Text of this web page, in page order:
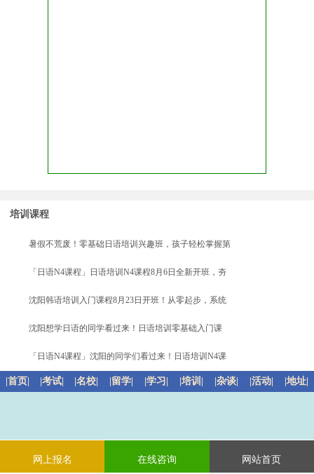
培训课程
暑假不荒废！零基础日语培训兴趣班，孩子轻松掌握第
「日语N4课程」日语培训N4课程8月6日全新开班，夯
沈阳韩语培训入门课程8月23日开班！从零起步，系统
沈阳想学日语的同学看过来！日语培训零基础入门课
「日语N4课程」沈阳的同学们看过来！日语培训N4课
|首页| |考试| |名校| |留学| |学习| |培训| |杂谈| |活动| |地址|
网上报名 在线咨询 网站首页